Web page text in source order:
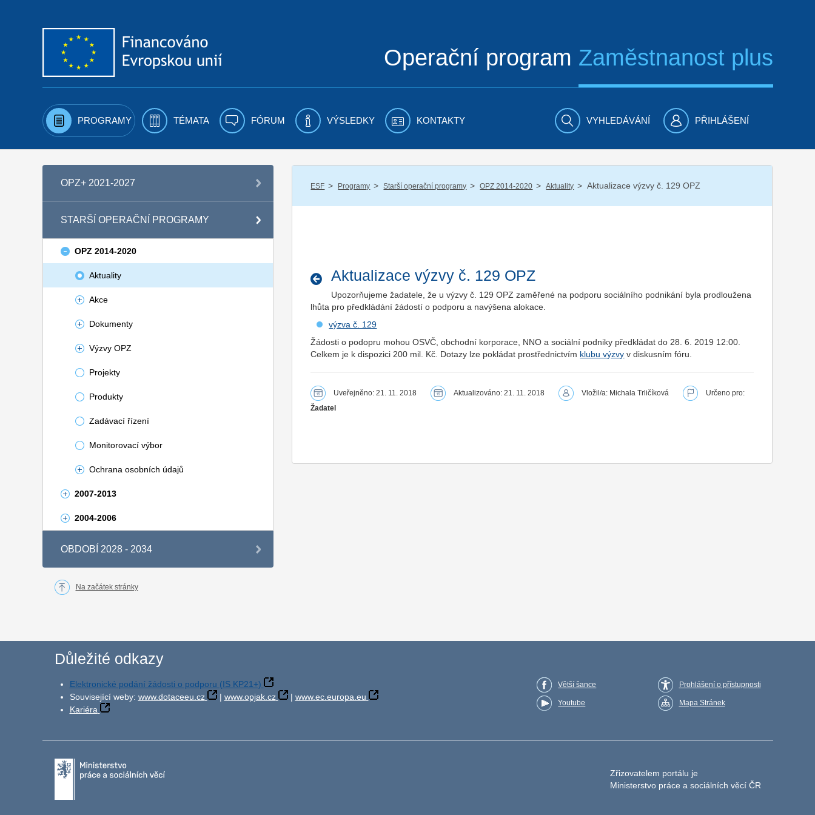
Operační program Zaměstnanost plus
PROGRAMY TÉMATA FÓRUM VÝSLEDKY KONTAKTY VYHLEDÁVÁNÍ PŘIHLÁŠENÍ
OPZ+ 2021-2027
STARŠÍ OPERAČNÍ PROGRAMY
OPZ 2014-2020
Aktuality
Akce
Dokumenty
Výzvy OPZ
Projekty
Produkty
Zadávací řízení
Monitorovací výbor
Ochrana osobních údajů
2007-2013
2004-2006
OBDOBÍ 2028 - 2034
ESF / Programy / Starší operační programy / OPZ 2014-2020 / Aktuality / Aktualizace výzvy č. 129 OPZ
Aktualizace výzvy č. 129 OPZ
Upozorňujeme žadatele, že u výzvy č. 129 OPZ zaměřené na podporu sociálního podnikání byla prodloužena
lhůta pro předkládání žádostí o podporu a navýšena alokace.
výzva č. 129
Žádosti o podopru mohou OSVČ, obchodní korporace, NNO a sociální podniky předkládat do 28. 6. 2019 12:00.
Celkem je k dispozici 200 mil. Kč. Dotazy lze pokládat prostřednictvím klubu výzvy v diskusním fóru.
Uveřejněno: 21. 11. 2018 Aktualizováno: 21. 11. 2018 Vložil/a: Michala Trličíková
Určeno pro:
Žadatel
Na začátek stránky
Důležité odkazy
Elektronické podání žádosti o podporu (IS KP21+)
Související weby: www.dotaceeu.cz | www.opjak.cz | www.ec.europa.eu
Kariéra
Větší šance
Youtube
Prohlášení o přístupnosti
Mapa Stránek
Zřizovatelem portálu je
Ministerstvo práce a sociálních věcí ČR